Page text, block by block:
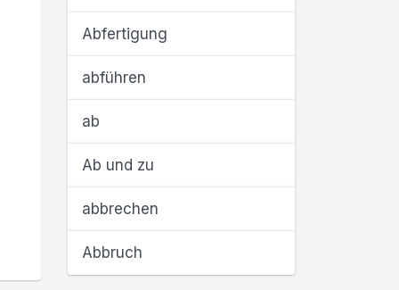
Abfertigung
abführen
ab
Ab und zu
abbrechen
Abbruch